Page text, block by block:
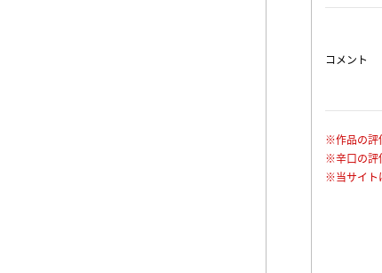
コメント
※作品の評
※辛口の評
※当サイト